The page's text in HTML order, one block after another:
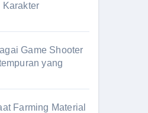
Karakter
Game Shooter
yang
Farming Material